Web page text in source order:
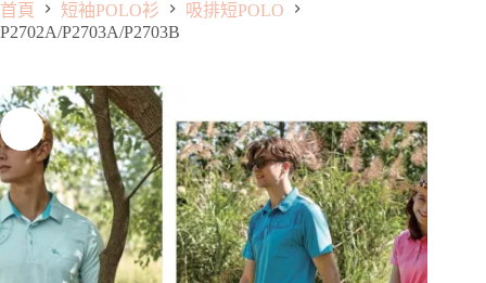
首頁 短袖POLO衫
吸排短POLO
P2702A/P2703A/P2703B